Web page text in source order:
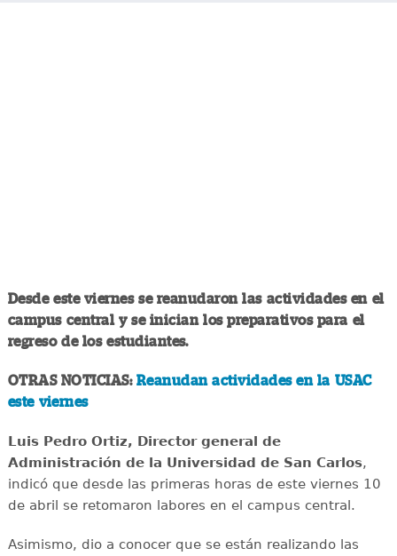
Desde este viernes se reanudaron las actividades en el
campus central y se inician los preparativos para el
regreso de los estudiantes.
OTRAS NOTICIAS: Reanudan actividades en la USAC
este viernes
Luis Pedro Ortiz, Director general de
Administración de la Universidad de San Carlos,
indicó que desde las primeras horas de este viernes 10
de abril se retomaron labores en el campus central.
Asimismo, dio a conocer que se están realizando las